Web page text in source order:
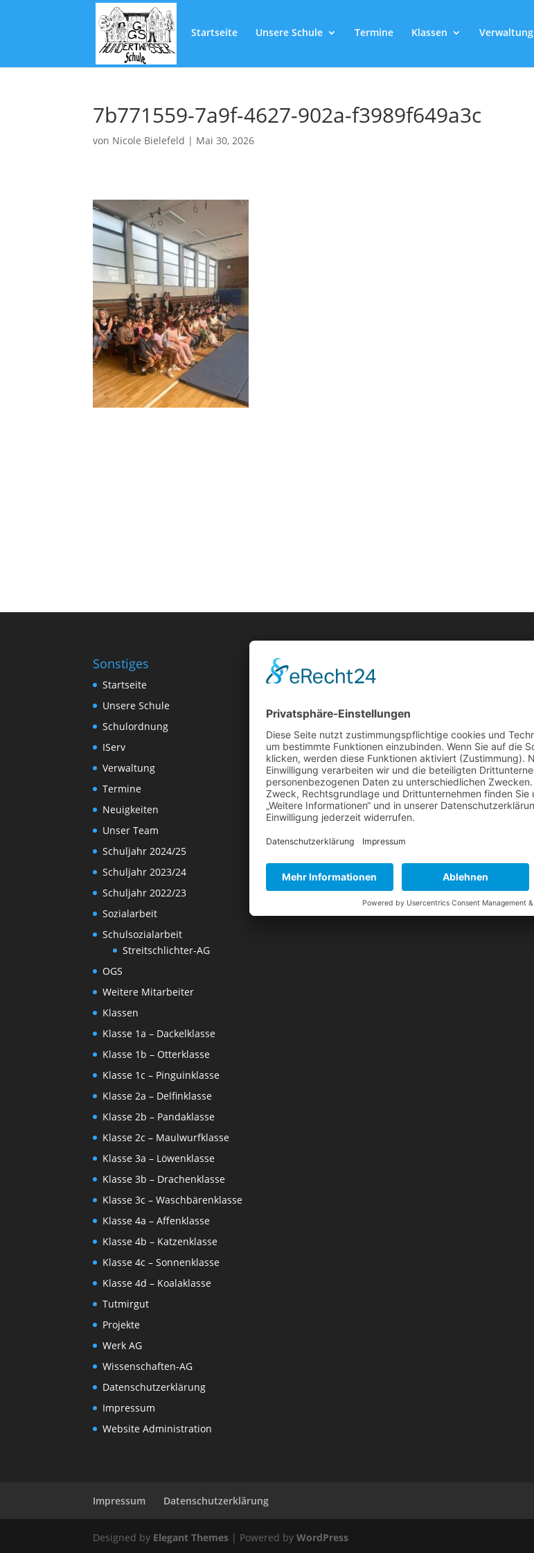
Startseite Unsere Schule Termine Klassen Verwaltung
7b771559-7a9f-4627-902a-f3989f649a3c
von Nicole Bielefeld | Mai 30, 2026
Sonstiges
Startseite
Unsere Schule
Schulordnung
IServ
Verwaltung
Termine
Neuigkeiten
Unser Team
Schuljahr 2024/25
Schuljahr 2023/24
Schuljahr 2022/23
Sozialarbeit
Schulsozialarbeit
Streitschlichter-AG
OGS
Weitere Mitarbeiter
Klassen
Klasse 1a – Dackelklasse
Klasse 1b – Otterklasse
Klasse 1c – Pinguinklasse
Klasse 2a – Delfinklasse
Klasse 2b – Pandaklasse
Klasse 2c – Maulwurfklasse
Klasse 3a – Löwenklasse
Klasse 3b – Drachenklasse
Klasse 3c – Waschbärenklasse
Klasse 4a – Affenklasse
Klasse 4b – Katzenklasse
Klasse 4c – Sonnenklasse
Klasse 4d – Koalaklasse
Tutmirgut
Projekte
Werk AG
Wissenschaften-AG
Datenschutzerklärung
Impressum
Website Administration
Impressum Datenschutzerklärung
Designed by Elegant Themes | Powered byWordPress